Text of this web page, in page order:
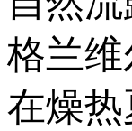
格兰
在燥